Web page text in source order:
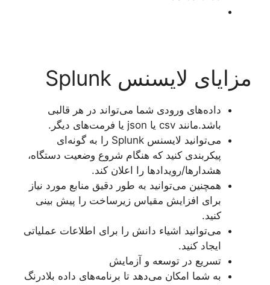
مزایای لایسنس Splunk
داده‌های ورودی شما می‌تواند در هر قالبی
باشد.مانند csv یا json یا فرمت‌های دیگر.
می‌توانید لایسنس Splunk را به گونه‌ای
پیکربندی کنید که هنگام شروع وضعیت دستگاه،
هشدارها/رویدادها را اعلان کند.
همچنین می‌توانید به طور دقیق منابع مورد نیاز
برای افزایش مقیاس زیرساخت را پیش بینی
کنید.
می‌توانید اشیاء دانش را برای اطلاعات عملیاتی
ایجاد کنید.
تسریع در توسعه و آزمایش
به شما امکان می‌دهد تا برنامه‌های داده بلادرنگ